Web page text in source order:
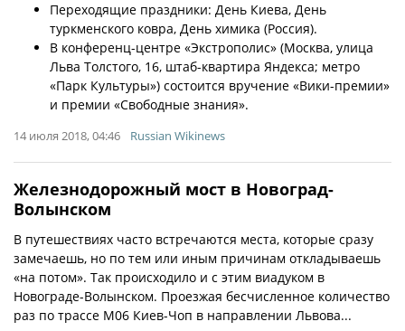
Переходящие праздники: День Киева, День
туркменского ковра, День химика (Россия).
В конференц-центре «Экстрополис» (Москва, улица
Льва Толстого, 16, штаб-квартира Яндекса; метро
«Парк Культуры») состоится вручение «Вики-премии»
и премии «Свободные знания».
14 июля 2018, 04:46 Russian Wikinews
Железнодорожный мост в Новоград-
Волынском
В путешествиях часто встречаются места, которые сразу
замечаешь, но по тем или иным причинам откладываешь
«на потом». Так происходило и с этим виадуком в
Новограде-Волынском. Проезжая бесчисленное количество
раз по трассе М06 Киев-Чоп в направлении Львова...